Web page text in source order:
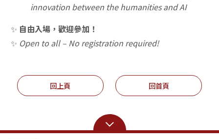
innovation between the humanities and AI
✨ 自由入場，歡迎參加！
✨ Open to all – No registration required!
回上頁 回首頁